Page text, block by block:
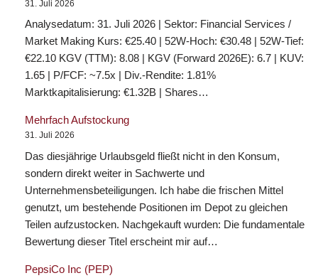
31. Juli 2026
Analysedatum: 31. Juli 2026 | Sektor: Financial Services /
Market Making Kurs: €25.40 | 52W-Hoch: €30.48 | 52W-Tief:
€22.10 KGV (TTM): 8.08 | KGV (Forward 2026E): 6.7 | KUV:
1.65 | P/FCF: ~7.5x | Div.-Rendite: 1.81%
Marktkapitalisierung: €1.32B | Shares…
Mehrfach Aufstockung
31. Juli 2026
Das diesjährige Urlaubsgeld fließt nicht in den Konsum,
sondern direkt weiter in Sachwerte und
Unternehmensbeteiligungen. Ich habe die frischen Mittel
genutzt, um bestehende Positionen im Depot zu gleichen
Teilen aufzustocken. Nachgekauft wurden: Die fundamentale
Bewertung dieser Titel erscheint mir auf…
PepsiCo Inc (PEP)